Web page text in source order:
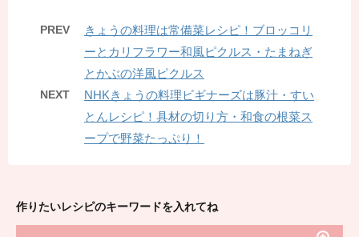
PREV
きょうの料理は常備菜レシピ！ブロッコリ
ーとカリフラワー和風ピクルス・たまねぎ
とかぶの洋風ピクルス
NEXT
NHKきょうの料理ビギナーズは豚汁・すい
とんレシピ！具材の切り方・和食の根菜ス
ープで野菜たっぷり！
作りたいレシピのキーワードを入れてね